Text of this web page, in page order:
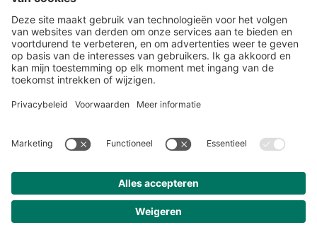
START
Meer over Noordhoff
Contact